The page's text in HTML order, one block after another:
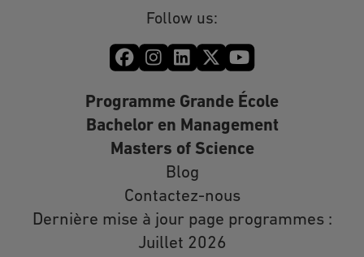
Follow us:
Programme Grande École
Bachelor en Management
Masters of Science
Blog
Contactez-nous
Dernière mise à jour page programmes :
Juillet 2026